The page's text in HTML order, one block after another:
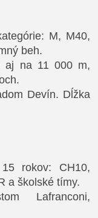
M, M40,
beh.
aj na 11 000 m,
Devín. Dĺžka
rokov: CH10,
a školské tímy.
Lafranconi,